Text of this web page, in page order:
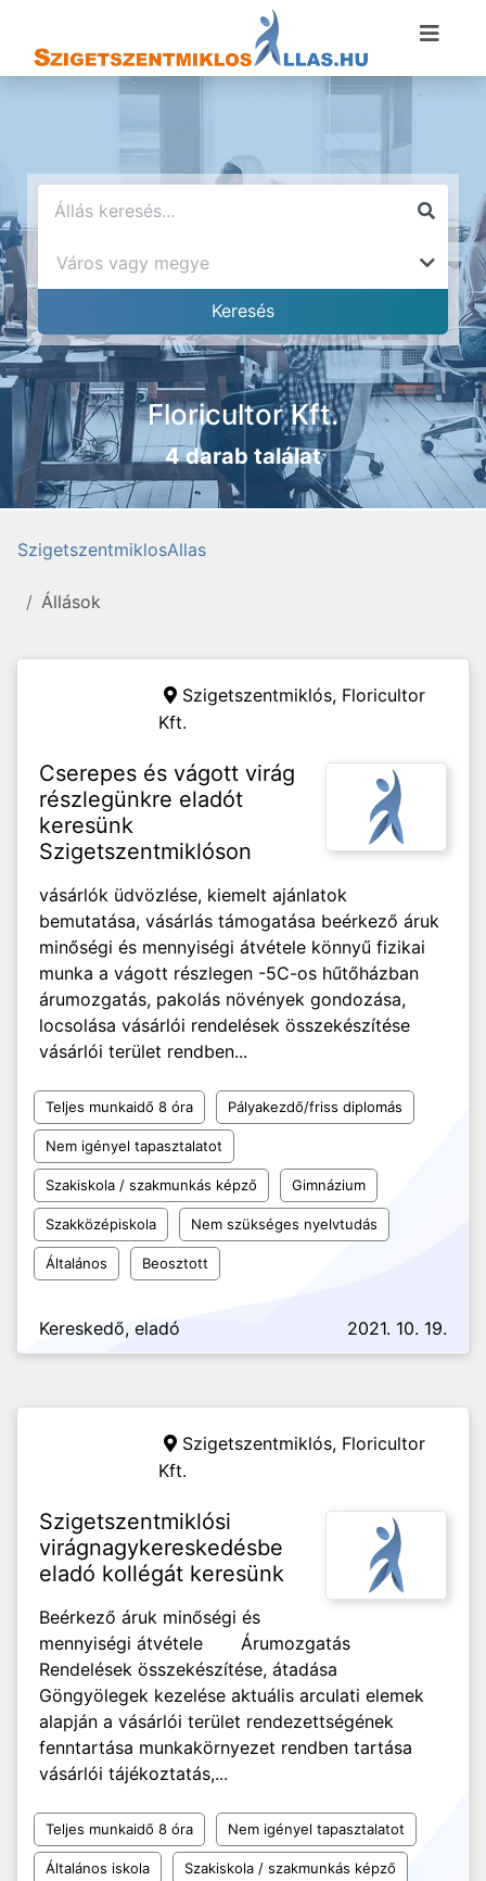
Floricultor Kft.
4 darab találat
SzigetszentmiklosAllas
Állások
Szigetszentmiklós, Floricultor
Kft.
Cserepes és vágott virág
részlegünkre eladót
keresünk
Szigetszentmiklóson
vásárlók üdvözlése, kiemelt ajánlatok
bemutatása, vásárlás támogatása beérkező áruk
minőségi és mennyiségi átvétele könnyű fizikai
munka a vágott részlegen -5C-os hűtőházban
árumozgatás, pakolás növények gondozása,
locsolása vásárlói rendelések összekészítése
vásárlói terület rendben...
Teljes munkaidő 8 óra Pályakezdő/friss diplomás
Nem igényel tapasztalatot
Szakiskola / szakmunkás képző Gimnázium
Szakközépiskola Nem szükséges nyelvtudás
Általános Beosztott
Kereskedő, eladó 2021. 10. 19.
Szigetszentmiklós, Floricultor
Kft.
Szigetszentmiklósi
virágnagykereskedésbe
eladó kollégát keresünk
Beérkező áruk minőségi és
mennyiségi átvétele Árumozgatás
Rendelések összekészítése, átadása
Göngyölegek kezelése aktuális arculati elemek
alapján a vásárlói terület rendezettségének
fenntartása munkakörnyezet rendben tartása
vásárlói tájékoztatás,...
Teljes munkaidő 8 óra Nem igényel tapasztalatot
Általános iskola Szakiskola / szakmunkás képző